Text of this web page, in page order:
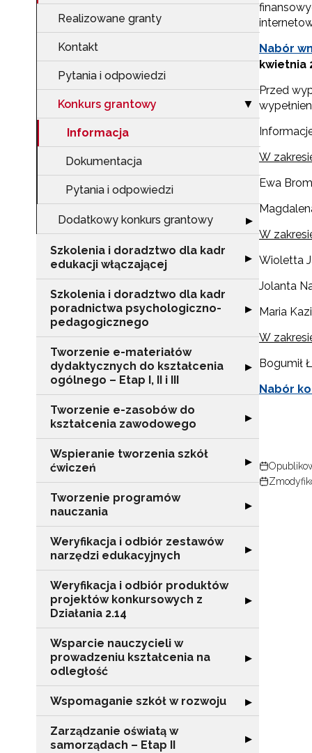
Realizowane granty
Kontakt
Pytania i odpowiedzi
Konkurs grantowy Zwiń sekcję
▶
Informacja
Dokumentacja
Pytania i odpowiedzi
Dodatkowy konkurs grantowy Rozwiń sekcję
▶
Szkolenia i doradztwo dla kadr
edukacji włączającej
Rozwiń sekcję
▶
Szkolenia i doradztwo dla kadr
poradnictwa psychologiczno-
pedagogicznego
Rozwiń sekcję
▶
Tworzenie e-materiałów
dydaktycznych do kształcenia
ogólnego – Etap I, II i III
Rozwiń sekcję
▶
Tworzenie e-zasobów do
kształcenia zawodowego
Rozwiń sekcję
▶
Wspieranie tworzenia szkół
ćwiczeń
Rozwiń sekcję
▶
Tworzenie programów
nauczania
Rozwiń sekcję
▶
Weryfikacja i odbiór zestawów
narzędzi edukacyjnych
Rozwiń sekcję
▶
Weryfikacja i odbiór produktów
projektów konkursowych z
Działania 2.14
Rozwiń sekcję
▶
Wsparcie nauczycieli w
prowadzeniu kształcenia na
odległość
Rozwiń sekcję
▶
Wspomaganie szkół w rozwoju Rozwiń sekcję
▶
Zarządzanie oświatą w
samorządach – Etap II
Rozwiń sekcję
▶
Nabór
kwietnia
Przed
W
Ewa
W
Wioletta
Jolanta
Maria
W
Bogumił
Nabór